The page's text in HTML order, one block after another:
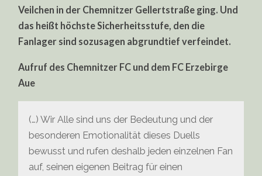
Veilchen in der Chemnitzer Gellertstraße ging. Und
das heißt höchste Sicherheitsstufe, den die
Fanlager sind sozusagen abgrundtief verfeindet.
Aufruf des Chemnitzer FC und dem FC Erzebirge
Aue
(…) Wir Alle sind uns der Bedeutung und der
besonderen Emotionalität dieses Duells
bewusst und rufen deshalb jeden einzelnen Fan
auf, seinen eigenen Beitrag für einen